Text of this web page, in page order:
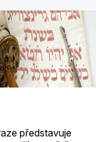
představuje